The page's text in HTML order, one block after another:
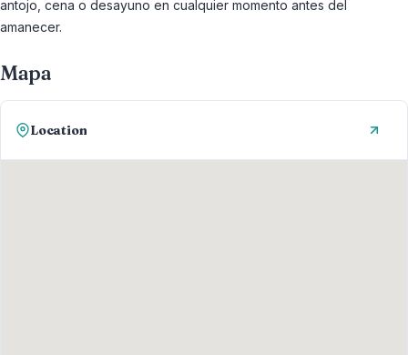
antojo, cena o desayuno en cualquier momento antes del
amanecer.
Mapa
Location